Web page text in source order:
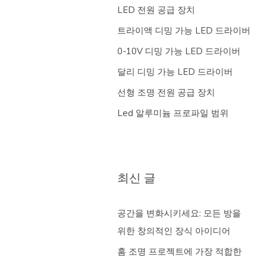
LED 전원 공급 장치
트라이액 디밍 가능 LED 드라이버
0-10V 디밍 가능 LED 드라이버
달리 디밍 가능 LED 드라이버
선형 조명 전원 공급 장치
Led 알루미늄 프로파일 범위
최신 글
공간을 변화시키세요: 모든 방을
위한 창의적인 장식 아이디어
홈 조명 프로젝트에 가장 적합한